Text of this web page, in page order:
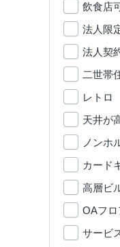
飲食店
法人限
法人契
二世帯
レトロ
天井が
ノンホ
カード
高層ビ
OAフロ
サービ